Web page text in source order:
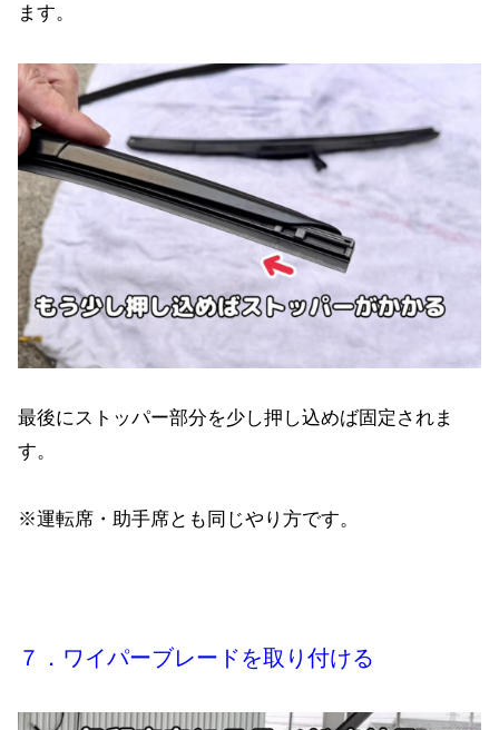
ます。
最後にストッパー部分を少し押し込めば固定されま
す。
※運転席・助手席とも同じやり方です。
７．ワイパーブレードを取り付ける